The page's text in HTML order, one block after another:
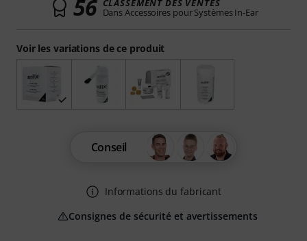
Voir les variations de ce produit
56 CLASSEMENT DES VENTES
Dans Accessoires pour Systèmes In-Ear
Conseil
Informations du fabricant
Consignes de sécurité et avertissements